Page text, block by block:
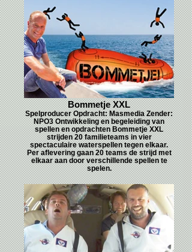
Bommetje XXL
Spelproducer Opdracht: Masmedia Zender:
NPO3 Ontwikkeling en begeleiding van
spellen en opdrachten Bommetje XXL
strijden 20 familieteams in vier
spectaculaire waterspellen tegen elkaar.
Per aflevering gaan 20 teams de strijd met
elkaar aan door verschillende spellen te
spelen.